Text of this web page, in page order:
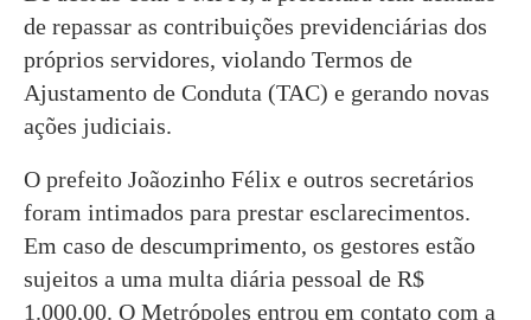
de repassar as contribuições previdenciárias dos
próprios servidores, violando Termos de
Ajustamento de Conduta (TAC) e gerando novas
ações judiciais.
O prefeito Joãozinho Félix e outros secretários
foram intimados para prestar esclarecimentos.
Em caso de descumprimento, os gestores estão
sujeitos a uma multa diária pessoal de R$
1.000,00. O Metrópoles entrou em contato com a